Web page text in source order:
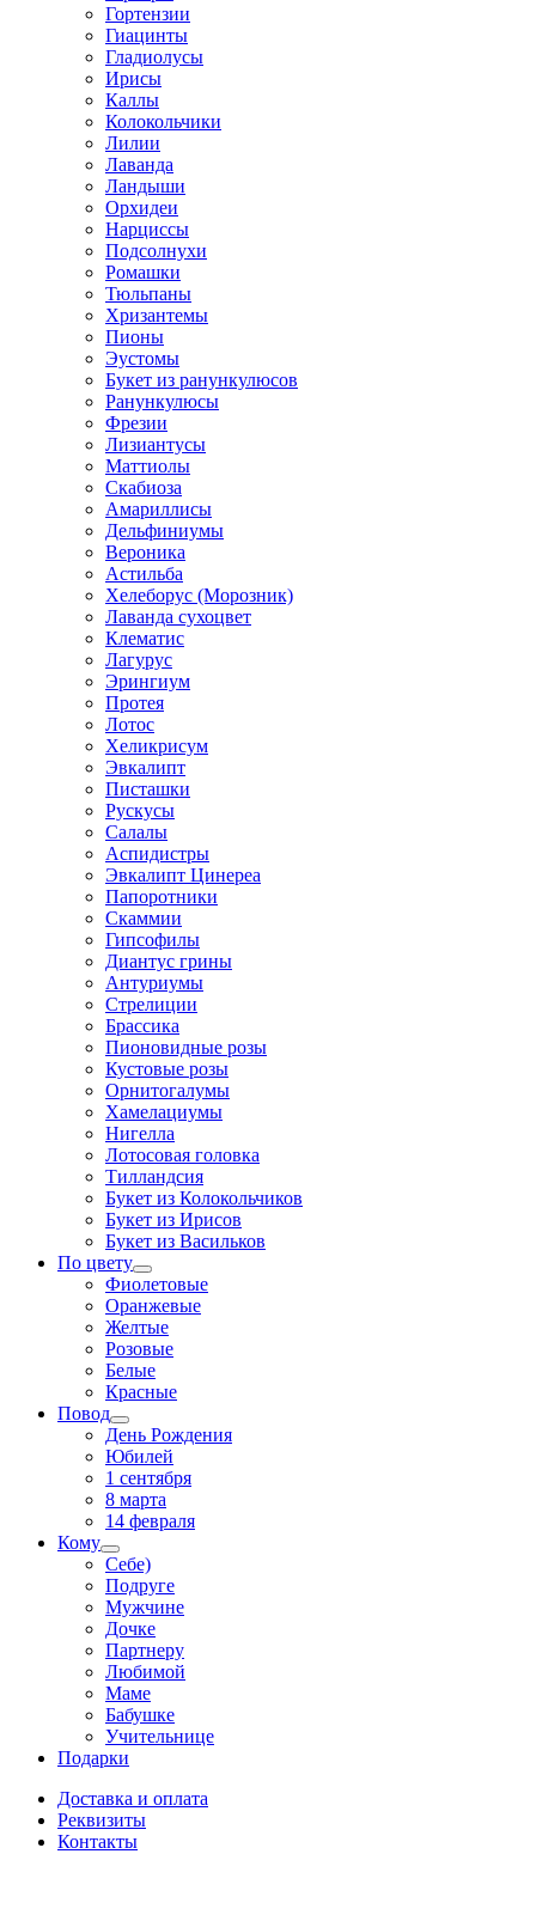
Гортензии
Гиацинты
Гладиолусы
Ирисы
Каллы
Колокольчики
Лилии
Лаванда
Ландыши
Орхидеи
Нарциссы
Подсолнухи
Ромашки
Тюльпаны
Хризантемы
Пионы
Эустомы
Букет из ранункулюсов
Ранункулюсы
Фрезии
Лизиантусы
Маттиолы
Скабиоза
Амариллисы
Дельфиниумы
Вероника
Астильба
Хелеборус (Морозник)
Лаванда сухоцвет
Клематис
Лагурус
Эрингиум
Протея
Лотос
Хеликрисум
Эвкалипт
Писташки
Рускусы
Салалы
Аспидистры
Эвкалипт Цинереа
Папоротники
Скаммии
Гипсофилы
Диантус грины
Антуриумы
Стрелиции
Брассика
Пионовидные розы
Кустовые розы
Орнитогалумы
Хамелациумы
Нигелла
Лотосовая головка
Тилландсия
Букет из Колокольчиков
Букет из Ирисов
Букет из Васильков
По цвету
Фиолетовые
Оранжевые
Желтые
Розовые
Белые
Красные
Повод
День Рождения
Юбилей
1 сентября
8 марта
14 февраля
Кому
Себе)
Подруге
Мужчине
Дочке
Партнеру
Любимой
Маме
Бабушке
Учительнице
Подарки
Доставка и оплата
Реквизиты
Контакты